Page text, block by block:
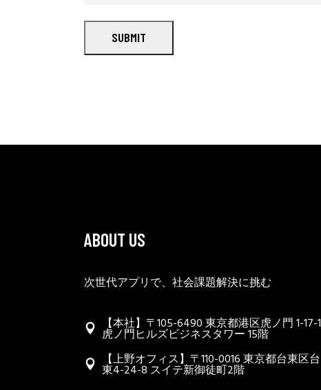
SUBMIT
ABOUT US
次世代アプリで、社会課題解決に挑む
【本社】〒105-6490 東京都港区虎ノ門 1-17-1
虎ノ門ヒルズビジネスタワー 15階
【上野オフィス】〒110-0016 東京都台東区台
東4-24-8 スイテ新御徒町2階